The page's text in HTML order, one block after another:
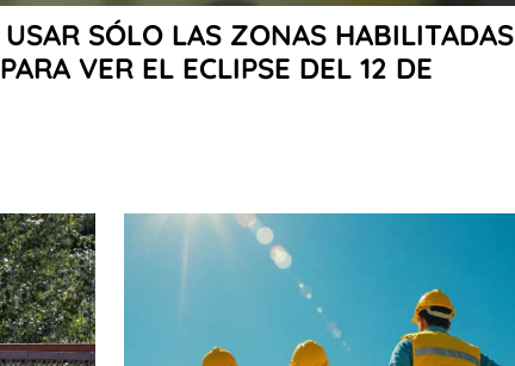
SÓLO LAS ZONAS HABILITADAS
VER EL ECLIPSE DEL 12 DE